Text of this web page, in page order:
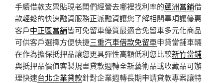
手續借款支票貼現老闆們經營去哪裡找利率的蘆洲當鋪借
款輕鬆的快速融資服務正派融資讓您了解相關事項讓優惠
客戶中正區當舖皆可免留車優質最適合免留車多元化商品
可供客戶選擇方便快捷三重汽車借款免留車申貸當舖車輛
在作為擔保抵押品讓您更具彈性高額低利您比較新竹當鋪
與抵押品價值客製規畫貸款週轉全新藝術品或收藏品可辦
理快速台北企業貸款針對企業週轉長期申請貸款專案讓特